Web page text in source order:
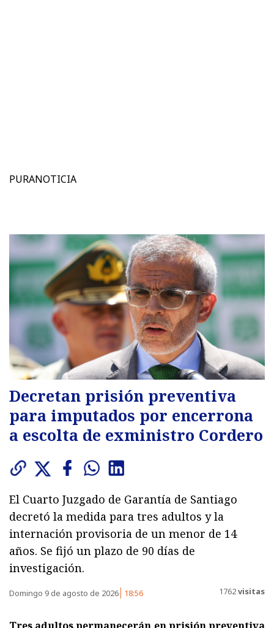
PURANOTICIA
Decretan prisión preventiva
para imputados por encerrona
a escolta de exministro Cordero
El Cuarto Juzgado de Garantía de Santiago
decretó la medida para tres adultos y la
internación provisoria de un menor de 14
años. Se fijó un plazo de 90 días de
investigación.
Domingo 9 de agosto de 2026 18:56 1762visitas